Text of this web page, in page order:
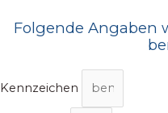
Folgende Angaben
Kennzeichen